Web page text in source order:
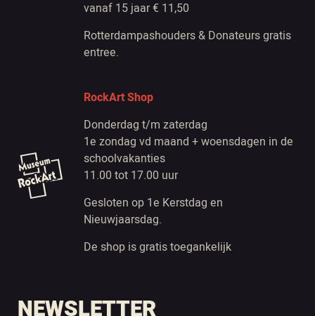
vanaf 15 jaar € 11,50
Rotterdampashouders & Donateurs gratis
entree.
RockArt Shop
Donderdag t/m zaterdag
1e zondag vd maand + woensdagen in de
schoolvakanties
11.00 tot 17.00 uur
Gesloten op 1e Kerstdag en
Nieuwjaarsdag.
De shop is gratis toegankelijk
NEWSLETTER